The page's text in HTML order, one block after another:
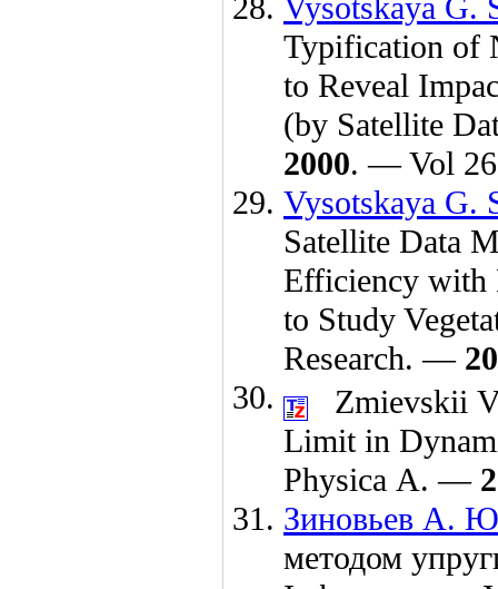
Vysotskaya G.
Typification of
to Reveal
(by Satellite
2000. — Vol
Vysotskaya G.
Satellite Data
Efficiency with
to Study
Research. —
Zmievskii
Limit in
Physica A. —
Зиновьев А.
методом